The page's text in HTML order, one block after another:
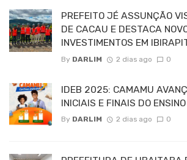
PREFEITO JÉ ASSUNÇÃO
DE CACAU E DESTACA
INVESTIMENTOS EM
By DARLIM 2 dias ago 0
IDEB 2025: CAMAMU
INICIAIS E FINAIS DO
By DARLIM 2 dias ago 0